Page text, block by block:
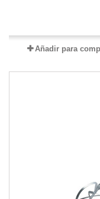
Añadir para